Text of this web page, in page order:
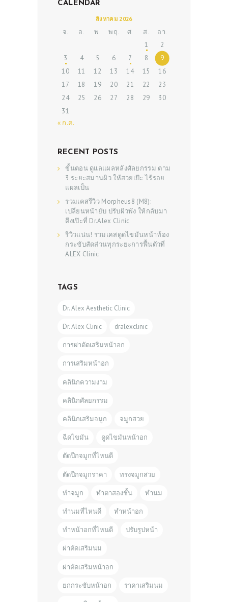
BEAUTY TIPS
PRE & POST CAUTIONS
CONSULT & RESERVATION
CALENDAR
สิงหาคม 2026
จ. อ. พ. พฤ. ศ. ส. อา.
1
2
3
4 5 6 7 8
9
10
11 12 13 14 15
16
17
18 19 20 21 22
23
24
25 26 27 28 29
30
31
« ก.ค.
RECENT POSTS
ขั้นตอน ดูแลแผลหลังศัลยกรรม ตาม
3 ระยะสมานผิว ให้สวยเป๊ะ ไร้รอย
แผลเป็น
รวมเคสรีวิว Morpheus8 (M8):
เปลี่ยนหน้ายับ ปรับผิวพัง ให้กลับมา
ตึงเป๊ะที่ Dr.Alex Clinic
รีวิวแน่น! รวมเคสดูดไขมันหน้าท้อง
กระชับสัดส่วนทุกระยะการฟื้นตัวที่
ALEX Clinic
TAGS
Dr. Alex Aesthetic Clinic
Dr. Alex Clinic dralexclinic
การผ่าตัดเสริมหน้าอก
การเสริมหน้าอก
คลินิกความงาม
คลินิกศัลยกรรม
คลินิกเสริมจมูก จมูกสวย
ฉีดไขมัน ดูดไขมันหน้าอก
ตัดปีกจมูกที่ไหนดี
ตัดปีกจมูกราคา ทรงจมูกสวย
ทำจมูก ทำตาสองชั้น ทำนม
ทำนมที่ไหนดี ทำหน้าอก
ทำหน้าอกที่ไหนดี ปรับรูปหน้า
ผ่าตัดเสริมนม
ผ่าตัดเสริมหน้าอก
ยกกระชับหน้าอก ราคาเสริมนม